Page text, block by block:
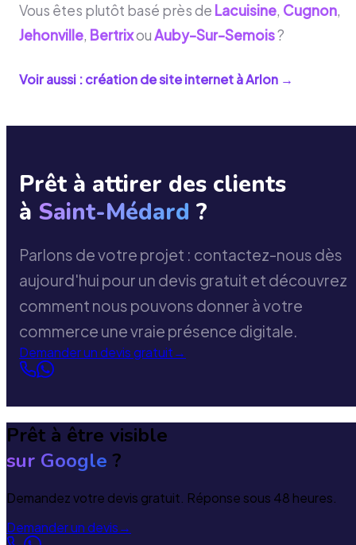
Vous êtes plutôt basé près de Lacuisine, Cugnon,
Jehonville, BertrixouAuby-Sur-Semois?
Voir aussi : création de site internet àArlon →
Prêt à attirer des clients
à Saint-Médard ?
Parlons de votre projet : contactez-nous dès
aujourd'hui pour un devis gratuit et découvrez
comment nous pouvons donner à votre
commerce une vraie présence digitale.
Demander un devis gratuit→
Prêt à être visible
sur Google ?
Demandez votre devis gratuit. Réponse sous 48 heures.
Demander un devis→